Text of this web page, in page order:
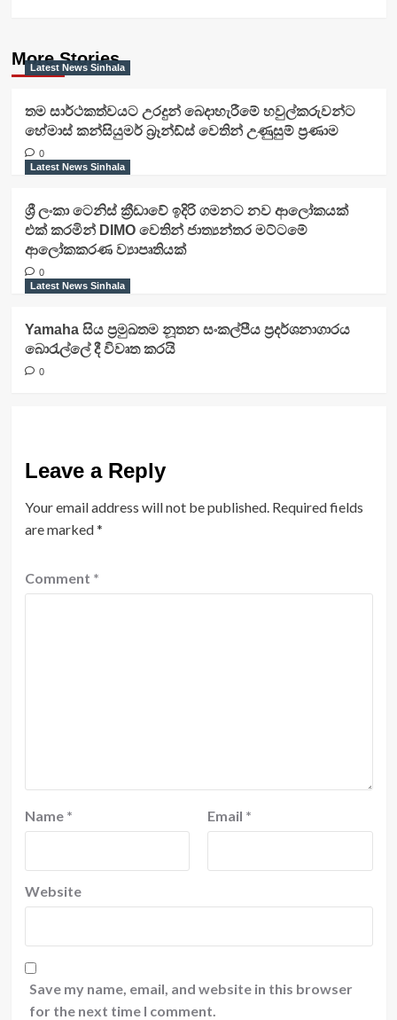
More Stories
Latest News Sinhala
තම සාර්ථකත්වයට උරදුන් බෙදාහැරීමේ හවුල්කරුවන්ට
හේමාස් කන්සියුමර් බ්‍රෑන්ඩ්ස් වෙතින් උණුසුම් ප්‍රණාම
0
Latest News Sinhala
ශ්‍රී ලංකා ටෙනිස් ක්‍රීඩාවේ ඉදිරි ගමනට නව ආලෝකයක්
එක් කරමින් DIMO වෙතින් ජාත්‍යන්තර මට්ටමේ
ආලෝකකරණ ව්‍යාපෘතියක්
0
Latest News Sinhala
Yamaha සිය ප්‍රමුඛතම නූතන සංකල්පීය ප්‍රදර්ශනාගාරය
බොරැල්ලේ දී විවෘත කරයි
0
Leave a Reply
Your email address will not be published. Required fields
are marked*
Comment *
Name * Email *
Website
Save my name, email, and website in this browser
for the next time I comment.